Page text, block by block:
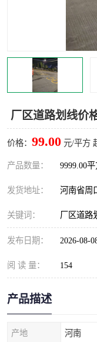
厂区道路划线价
价格： 99.00 元/平方
产品数量： 9999.00
发货地址： 河南省周
关键词： 厂区道路
发布日期： 2026-08-
阅 读 量： 154
产品描述
产地 河南